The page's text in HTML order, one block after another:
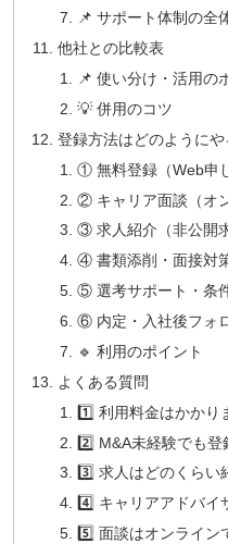
📌 サポート体制の全
他社との比較表
📌 使い分け・活用の
💡 併用のコツ
登録方法はどのようにや
① 無料登録（Web申
② キャリア面談（オ
③ 求人紹介（非公開
④ 書類添削・面接対
⑤ 選考サポート・条
⑥ 内定・入社後フォ
🔹 利用のポイント
よくある質問
1️⃣ 利用料金はかかり
2️⃣ M&A未経験でも登
3️⃣ 求人はどのくらい
4️⃣ キャリアアドバイ
5️⃣ 面談はオンライン